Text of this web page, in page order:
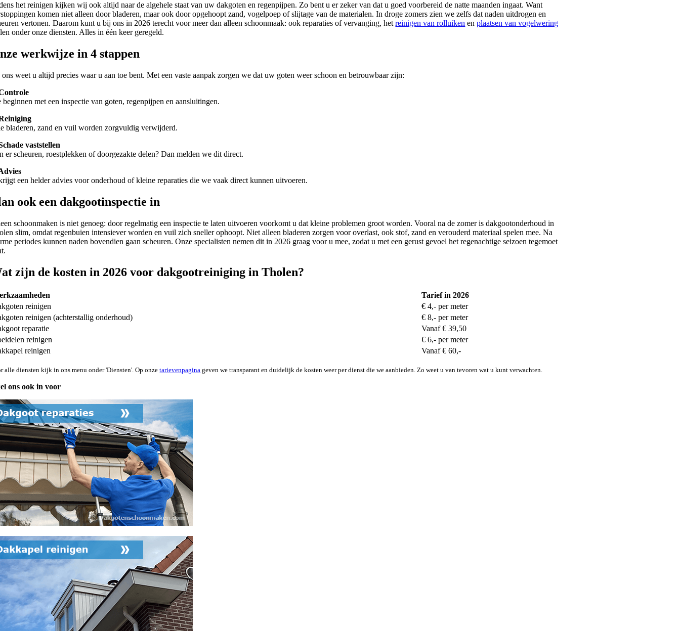
het reinigen kijken wij ook altijd naar de algehele staat van uw dakgoten en regenpijpen. Zo bent u er zeker van dat u goed voorbereid de natte maanden ingaat. Want
komen niet alleen door bladeren, maar ook door opgehoopt zand, vogelpoep of slijtage van de materialen. In droge zomers zien we zelfs dat naden uitdrogen en
vertonen. Daarom kunt u bij ons in 2026 terecht voor meer dan alleen schoonmaak: ook reparaties of vervanging, hetreinigen van rolluiken enplaatsen van vogelwering
onder onze diensten. Alles in één keer geregeld.
werkwijze in 4 stappen
weet u altijd precies waar u aan toe bent. Met een vaste aanpak zorgen we dat uw goten weer schoon en betrouwbaar zijn:
beginnen met een inspectie van goten, regenpijpen en aansluitingen.
bladeren, zand en vuil worden zorgvuldig verwijderd.
vaststellen
er scheuren, roestplekken of doorgezakte delen? Dan melden we dit direct.
een helder advies voor onderhoud of kleine reparaties die we vaak direct kunnen uitvoeren.
ook een dakgootinspectie in
schoonmaken is niet genoeg: door regelmatig een inspectie te laten uitvoeren voorkomt u dat kleine problemen groot worden. Vooral na de zomer is dakgootonderhoud in
slim, omdat regenbuien intensiever worden en vuil zich sneller ophoopt. Niet alleen bladeren zorgen voor overlast, ook stof, zand en verouderd materiaal spelen mee. Na
periodes kunnen naden bovendien gaan scheuren. Onze specialisten nemen dit in 2026 graag voor u mee, zodat u met een gerust gevoel het regenachtige seizoen tegemoet
zijn de kosten in 2026 voor dakgootreiniging in Tholen?
Tarief in 2026
reinigen
€ 4,- per meter
reinigen (achterstallig onderhoud)
€ 8,- per meter
reparatie
Vanaf € 39,50
reinigen
€ 6,- per meter
reinigen
Vanaf € 60,-
alle diensten kijk in ons menu onder 'Diensten'. Op onzetarievenpagina geven we transparant en duidelijk de kosten weer per dienst die we aanbieden. Zo weet u van tevoren wat u kunt verwachten.
ons ook in voor